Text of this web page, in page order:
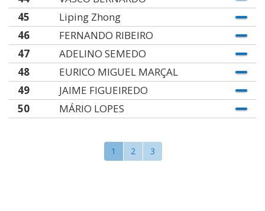
45
Liping Zhong
46
FERNANDO RIBEIRO
47
ADELINO SEMEDO
48
EURICO MIGUEL MARÇAL
49
JAIME FIGUEIREDO
50
MÁRIO LOPES
1 2 3